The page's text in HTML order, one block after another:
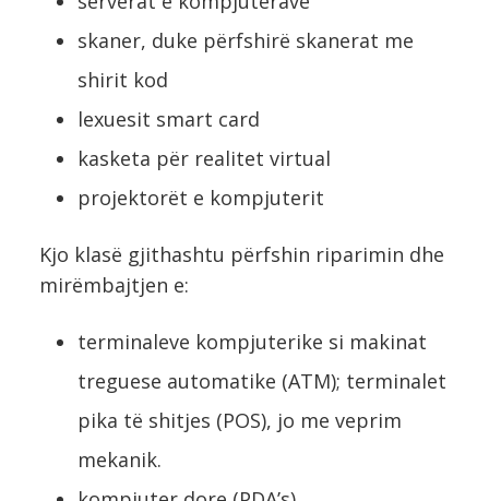
skaner, duke përfshirë skanerat me
shirit kod
lexuesit smart card
kasketa për realitet virtual
projektorët e kompjuterit
Kjo klasë gjithashtu përfshin riparimin dhe
mirëmbajtjen e:
terminaleve kompjuterike si makinat
treguese automatike (ATM); terminalet
pika të shitjes (POS), jo me veprim
mekanik.